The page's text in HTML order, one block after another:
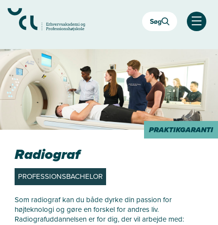
hovedindhold
Søg
Åben
PRAKTIKGARANTI
Radiograf
PROFESSIONSBACHELOR
Som radiograf kan du både dyrke din passion for
højteknologi og gøre en forskel for andres liv.
Radiografuddannelsen er for dig, der vil arbejde med: